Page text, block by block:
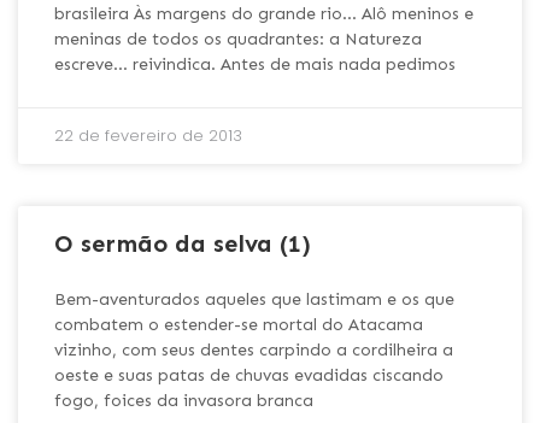
brasileira Às margens do grande rio… Alô meninos e
meninas de todos os quadrantes: a Natureza
escreve… reivindica. Antes de mais nada pedimos
22 de fevereiro de 2013
O sermão da selva (1)
Bem-aventurados aqueles que lastimam e os que
combatem o estender-se mortal do Atacama
vizinho, com seus dentes carpindo a cordilheira a
oeste e suas patas de chuvas evadidas ciscando
fogo, foices da invasora branca